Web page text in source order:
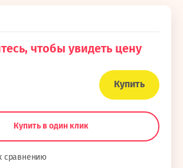
чтобы увидеть цену
Купить
Купить в один клик
сравнению